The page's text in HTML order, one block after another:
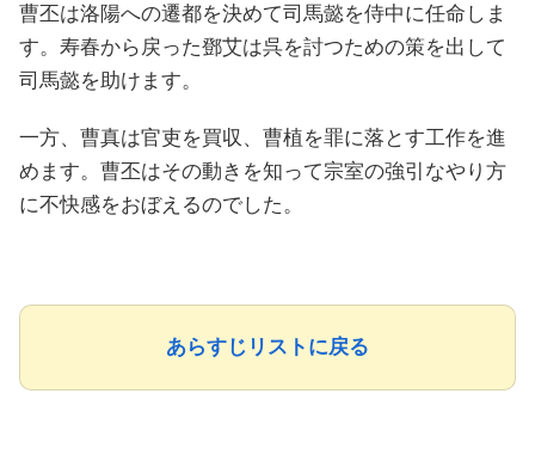
曹丕は洛陽への遷都を決めて司馬懿を侍中に任命しま
す。寿春から戻った鄧艾は呉を討つための策を出して
司馬懿を助けます。
一方、曹真は官吏を買収、曹植を罪に落とす工作を進
めます。曹丕はその動きを知って宗室の強引なやり方
に不快感をおぼえるのでした。
あらすじリストに戻る